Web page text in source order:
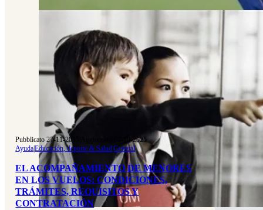
Pubblicato 27-11-2015
Aggiornato 02-10-2025
Ayuda|Educación, deporte & Salud|General
EL ACOMPAÑAMIENTO DE MENORES
EN LOS VUELOS: CONDICIONES,
TRÁMITES, REQUISITOS Y
CONTRATACIÓN